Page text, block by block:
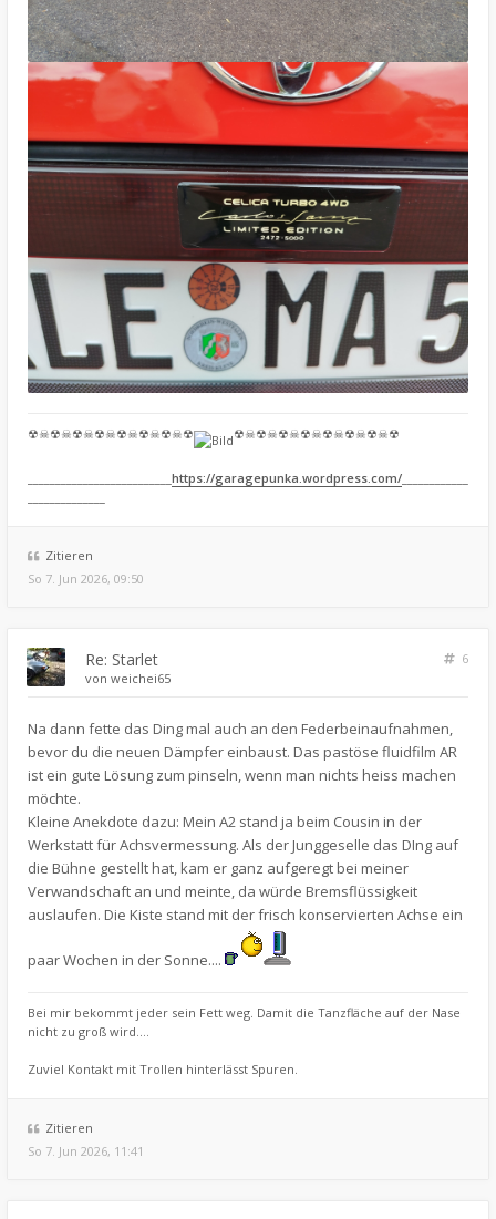
☢☠☢☠☢☠☢☠☢☠☢☠☢☠☢ ☢☠☢☠☢☠☢☠☢☠☢☠☢☠☢
https://garagepunka.wordpress.com/
Zitieren
So 7. Jun 2026, 09:50
Re: Starlet
6
von weichei65
Na dann fette das Ding mal auch an den Federbeinaufnahmen,
bevor du die neuen Dämpfer einbaust. Das pastöse fluidfilm AR
ist ein gute Lösung zum pinseln, wenn man nichts heiss machen
möchte.
Kleine Anekdote dazu: Mein A2 stand ja beim Cousin in der
Werkstatt für Achsvermessung. Als der Junggeselle das DIng auf
die Bühne gestellt hat, kam er ganz aufgeregt bei meiner
Verwandschaft an und meinte, da würde Bremsflüssigkeit
auslaufen. Die Kiste stand mit der frisch konservierten Achse ein
paar Wochen in der Sonne....
Bei mir bekommt jeder sein Fett weg. Damit die Tanzfläche auf der Nase
nicht zu groß wird....
Zuviel Kontakt mit Trollen hinterlässt Spuren.
Zitieren
So 7. Jun 2026, 11:41